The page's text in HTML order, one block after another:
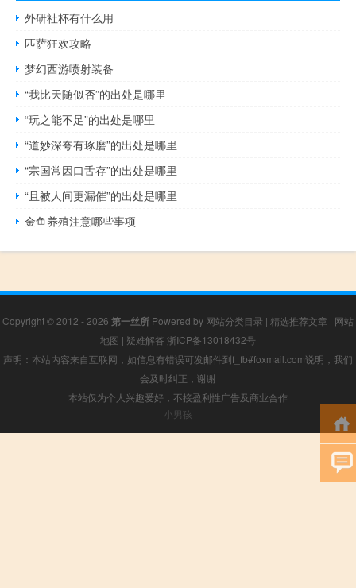
外研社杯有什么用
匹萨狂欢攻略
梦幻西游喷射装备
“我比天随似否”的出处是哪里
“玩之能不足”的出处是哪里
“道妙深夸有琢磨”的出处是哪里
“宗国常因口舌存”的出处是哪里
“且被人间更漏催”的出处是哪里
金鱼养殖注意哪些事项
Copyright © 2012 - 2026 第一丝所 Powered by 网站分类目录 | 精选推荐文章 | 网站
地图 | 疑难解答 浙ICP备13018432号
声明：本站内容来自互联网，如信息有错误可发邮件到f_fb#foxmail.com说明，我们
会及时纠正，谢谢
本站仅为个人兴趣爱好，不接盈利性广告及商业合作
小男孩